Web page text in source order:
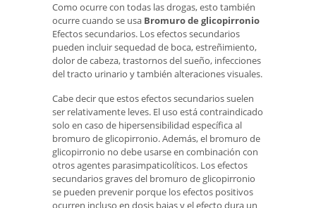
Como ocurre con todas las drogas, esto también
ocurre cuando se usa Bromuro de glicopirronio
Efectos secundarios. Los efectos secundarios
pueden incluir sequedad de boca, estreñimiento,
dolor de cabeza, trastornos del sueño, infecciones
del tracto urinario y también alteraciones visuales.
Cabe decir que estos efectos secundarios suelen
ser relativamente leves. El uso está contraindicado
solo en caso de hipersensibilidad específica al
bromuro de glicopirronio. Además, el bromuro de
glicopirronio no debe usarse en combinación con
otros agentes parasimpaticolíticos. Los efectos
secundarios graves del bromuro de glicopirronio
se pueden prevenir porque los efectos positivos
ocurren incluso en dosis bajas y el efecto dura un